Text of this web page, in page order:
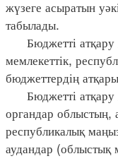
жүзеге асыратын
табылады.
Бюджетті атқару
мемлекеттік,
бюджеттердің
Бюджетті атқару
органдар облыстың,
республикалық
аудандар (облыстық